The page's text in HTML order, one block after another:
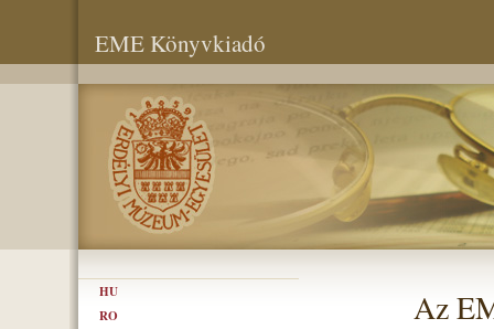
EME Könyvkiadó
HU
RO
Az